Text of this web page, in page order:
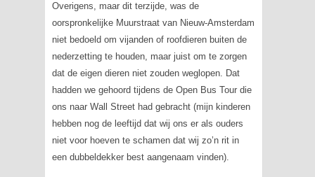
Overigens, maar dit terzijde, was de
oorspronkelijke Muurstraat van Nieuw-Amsterdam
niet bedoeld om vijanden of roofdieren buiten de
nederzetting te houden, maar juist om te zorgen
dat de eigen dieren niet zouden weglopen. Dat
hadden we gehoord tijdens de Open Bus Tour die
ons naar Wall Street had gebracht (mijn kinderen
hebben nog de leeftijd dat wij ons er als ouders
niet voor hoeven te schamen dat wij zo’n rit in
een dubbeldekker best aangenaam vinden).